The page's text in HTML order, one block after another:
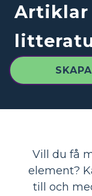
Artiklar
Vill du få
element?
till och